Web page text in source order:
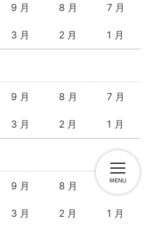
9 月 8 月 7 月
3 月 2 月 1 月
9 月 8 月 7 月
3 月 2 月 1 月
9 月 8 月 7 月
3 月 2 月 1 月